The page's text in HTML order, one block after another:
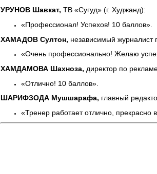
УРУНОВ Шавкат, ТВ «Сугуд» (г. Худжанд):
«Профессионал! Успехов! 10 баллов».
ХАМАДОВ Султон, независимый журналист
«Очень профессионально! Желаю
ХАМДАМОВА Шахноза, директор по
«Отлично! 10 баллов».
ШАРИФЗОДА Мушшарафа, главный
«Тренер работает отлично,